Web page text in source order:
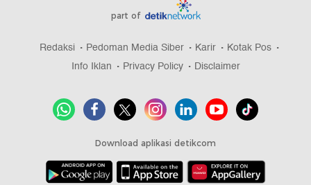
part of
Redaksi Pedoman Media Siber Karir
Kotak Pos
Info Iklan
Privacy Policy Disclaimer
Download aplikasi detikcom